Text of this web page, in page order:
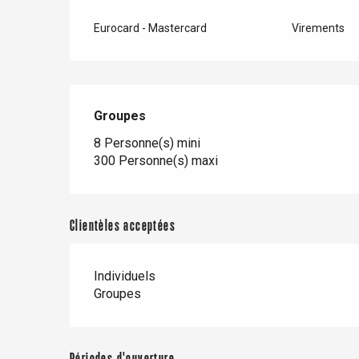
Eurocard - Mastercard Virements
Groupes
Groupes
8 Personne(s) mini
300 Personne(s) maxi
Clientèles acceptées
Individuels
Groupes